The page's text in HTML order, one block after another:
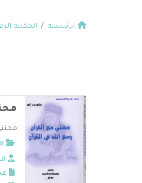
الرئيسية المكتبة